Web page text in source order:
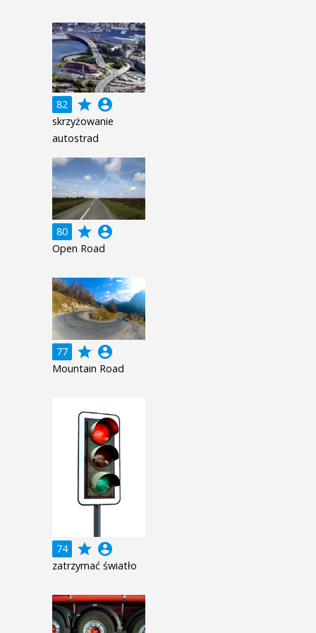
82 grade account_circle
skrzyżowanie
autostrad
80 grade account_circle
Open Road
77 grade account_circle
Mountain Road
74 grade account_circle
zatrzymać światło